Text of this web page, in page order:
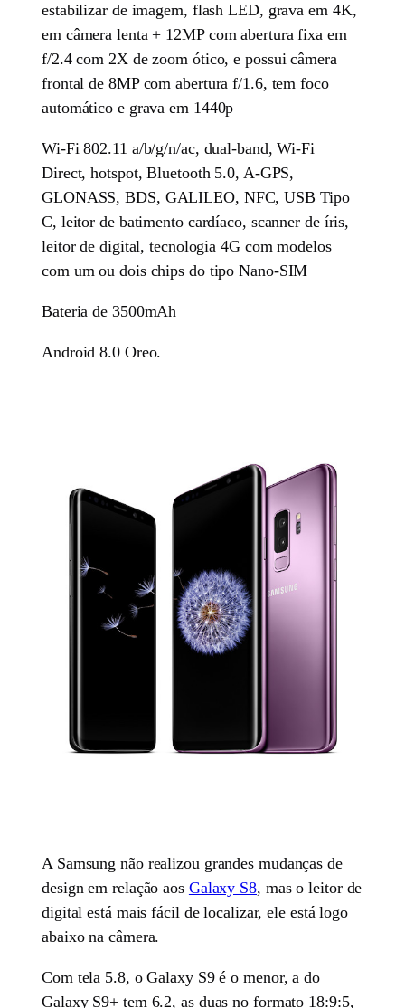
estabilizar de imagem, flash LED, grava em 4K,
em câmera lenta + 12MP com abertura fixa em
f/2.4 com 2X de zoom ótico, e possui câmera
frontal de 8MP com abertura f/1.6, tem foco
automático e grava em 1440p
Wi-Fi 802.11 a/b/g/n/ac, dual-band, Wi-Fi
Direct, hotspot, Bluetooth 5.0, A-GPS,
GLONASS, BDS, GALILEO, NFC, USB Tipo
C, leitor de batimento cardíaco, scanner de íris,
leitor de digital, tecnologia 4G com modelos
com um ou dois chips do tipo Nano-SIM
Bateria de 3500mAh
Android 8.0 Oreo.
A Samsung não realizou grandes mudanças de
design em relação aos Galaxy S8, mas o leitor de
digital está mais fácil de localizar, ele está logo
abaixo na câmera.
Com tela 5.8, o Galaxy S9 é o menor, a do
Galaxy S9+ tem 6.2, as duas no formato 18:9:5,